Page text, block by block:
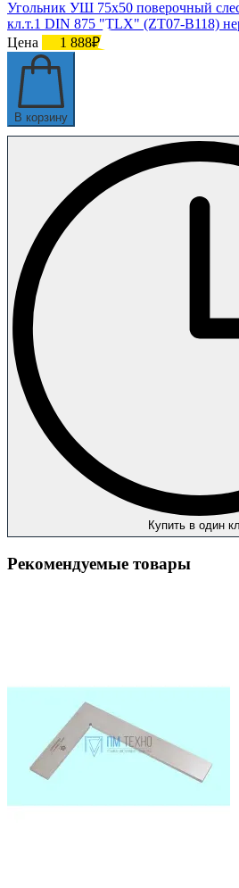
Угольник УШ 75х50 поверочный
кл.т.1 DIN 875 "TLX" (ZT07-B118)
Цена
1 888₽
В корзину
Купить в один
Рекомендуемые товары